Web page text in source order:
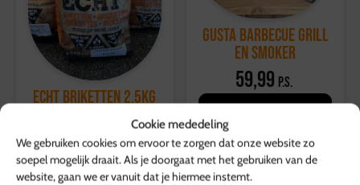
Cookie mededeling
We gebruiken cookies om ervoor te zorgen dat onze website zo
soepel mogelijk draait. Als je doorgaat met het gebruiken van de
website, gaan we er vanuit dat je hiermee instemt.
klantenservicepagina.
ECHT Briketten 2,5kg
Toevoegen aan
winkelwagen
Gusta Barbecue Grill
en Smoker
59,99 p.s.